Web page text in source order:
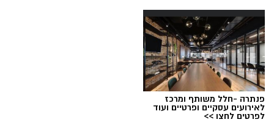
פנתרה -חלל משותף ומרכז
לאירועים עסקיים ופרטיים ועוד
לפרטים לחצו >>